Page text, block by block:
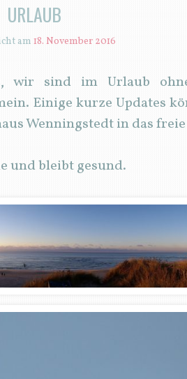
URLAUB
am 18. November 2016
sind im Urlaub ohne
Einige kurze Updates
Wenningstedt in das
und bleibt gesund.